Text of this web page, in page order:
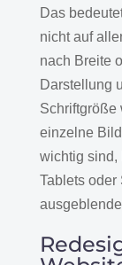
Das
nicht auf
nach Breite
Darstellung
Schriftgröße
einzelne
wichtig sind,
Tablets oder